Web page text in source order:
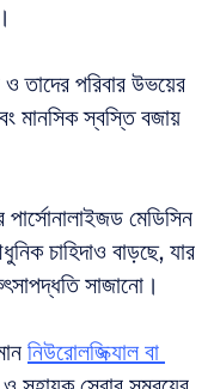
ও তাদের পরিবার উভয়ের
মানসিক স্বস্তি বজায়
পার্সোনালাইজড মেডিসিন
চাহিদাও বাড়ছে, যার
সাজানো।
নিউরোলজিক্যাল বা